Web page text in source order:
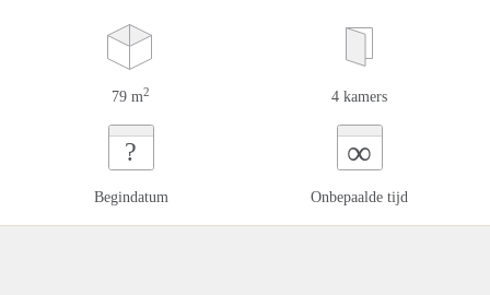
79 m2 4 kamers
?
Begindatum
∞
Onbepaalde tijd